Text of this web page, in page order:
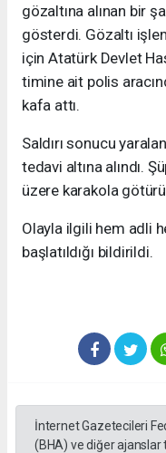
gözaltına alınan bir
gösterdi. Gözaltı
için Atatürk Devlet
timine ait polis
kafa attı.
Saldırı sonucu
tedavi altına alındı.
üzere karakola
Olayla ilgili hem adli
başlatıldığı bildirildi.
İnternet Gazetecileri
(BHA) ve diğer